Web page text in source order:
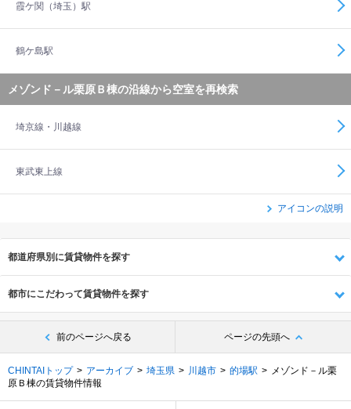
霞ケ関（埼玉）駅
鶴ケ島駅
メゾンド－ル栗原Ｂ棟の沿線から空室を再検索
埼京線・川越線
東武東上線
アイコンの説明
都道府県別に賃貸物件を探す
都市にこだわって賃貸物件を探す
前のページへ戻る ページの先頭へ
CHINTAIトップ アーカイブ 埼玉県 川越市 的場駅
メゾンド－ル栗
原Ｂ棟の賃貸物件情報